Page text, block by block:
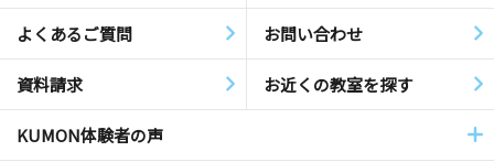
よくあるご質問 お問い合わせ
資料請求 お近くの教室を探す
KUMON体験者の声